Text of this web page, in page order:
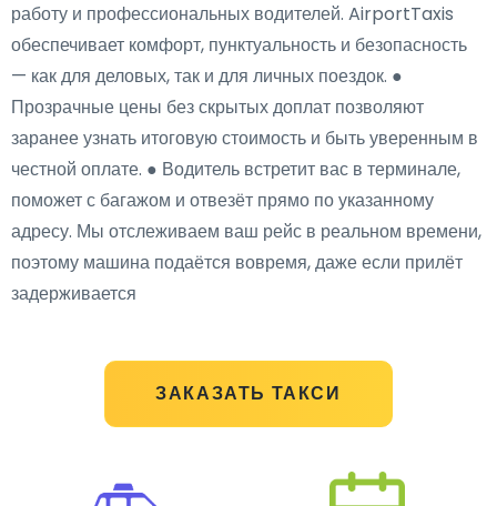
ЗАКАЗАТЬ ТАКСИ
работу и профессиональных водителей. AirportTaxis
обеспечивает комфорт, пунктуальность и безопасность
— как для деловых, так и для личных поездок. ●
Прозрачные цены без скрытых доплат позволяют
заранее узнать итоговую стоимость и быть уверенным в
честной оплате. ● Водитель встретит вас в терминале,
поможет с багажом и отвезёт прямо по указанному
адресу. Мы отслеживаем ваш рейс в реальном времени,
поэтому машина подаётся вовремя, даже если прилёт
задерживается